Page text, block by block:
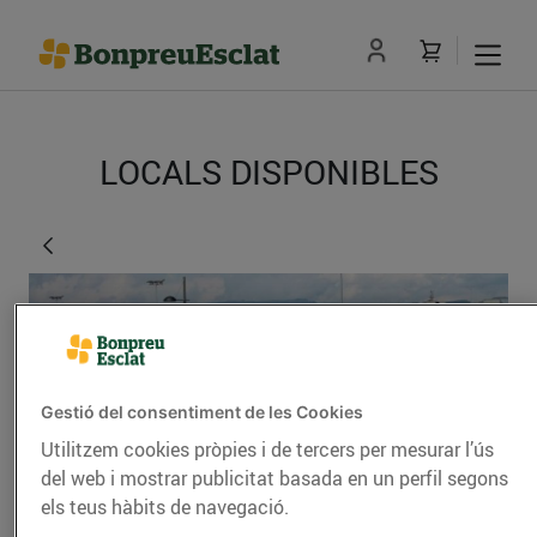
LOCALS DISPONIBLES
Malla
Gestió del consentiment de les Cookies
Utilitzem cookies pròpies i de tercers per mesurar l’ús
del web i mostrar publicitat basada en un perfil segons
els teus hàbits de navegació.